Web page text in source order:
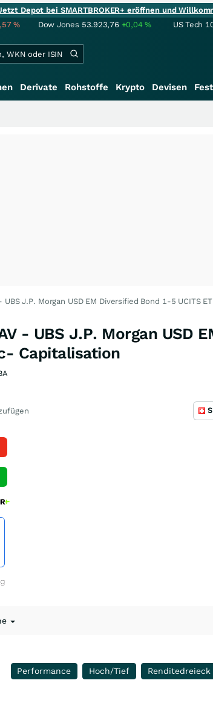
Depot bei SMARTBROKER+ eröffnen und
% Dow Jones 53.923,76 +0,04% US Tech
Derivate Rohstoffe Krypto Devisen
J.P. Morgan USD EM Diversified Bond 1-5 UCITS
- UBS J.P. Morgan USD
Capitalisation
Performance Hoch/Tief Renditedreieck